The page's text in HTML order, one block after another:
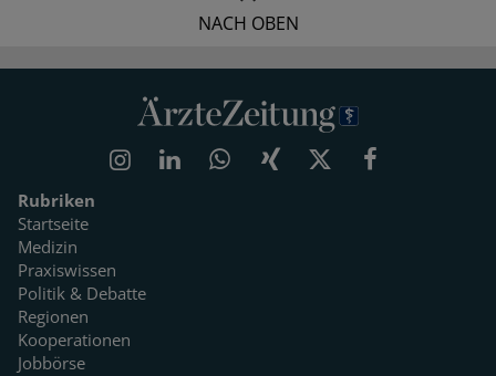
NACH OBEN
Rubriken
Startseite
Medizin
Praxiswissen
Politik & Debatte
Regionen
Kooperationen
Jobbörse